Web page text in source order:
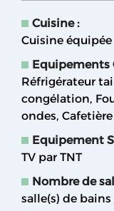
Cuisine:
Cuisine
Equipements
Réfrigérateur
congélation
ondes
Equipement
TV par TNT
Nombre de
salle(s) de bains